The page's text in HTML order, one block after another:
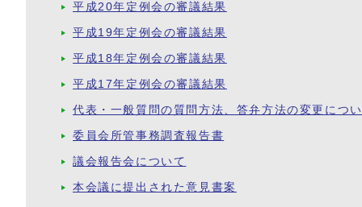
平成20年定例会の審議結果
平成19年定例会の審議結果
平成18年定例会の審議結果
平成17年定例会の審議結果
代表・一般質問の質問方法、答弁方法の変更につ
委員会所管事務調査報告書
議会報告会について
本会議に提出された意見書案